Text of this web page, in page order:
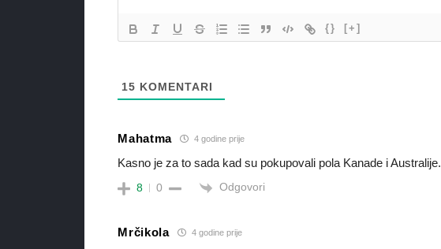
{} [+]
15 KOMENTARI
Mahatma 4 godine prije
Kasno je za to sada kad su pokupovali pola Kanade i Australije.
8 0 Odgovori
Mrčikola 4 godine prije